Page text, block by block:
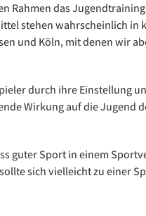
Rahmen das
stehen wahrscheinlich in
und Köln, mit denen wir
durch ihre Einstellung
Wirkung auf die Jugend
guter Sport in einem
sich vielleicht zu einer